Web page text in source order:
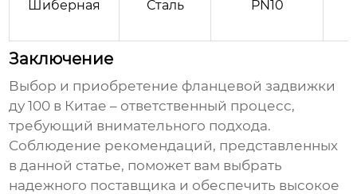
Шиберная Сталь PN10
Заключение
Выбор и приобретение фланцевой задвижки
ду 100 в Китае – ответственный процесс,
требующий внимательного подхода.
Соблюдение рекомендаций, представленных
в данной статье, поможет вам выбрать
надежного поставщика и обеспечить высокое